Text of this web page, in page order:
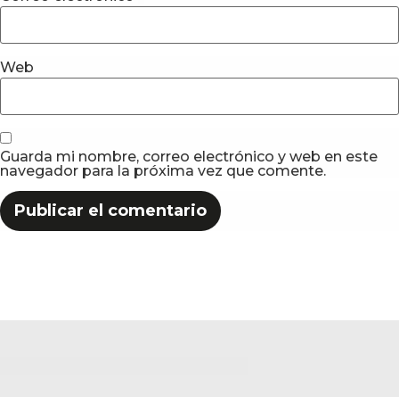
Web
Guarda mi nombre, correo electrónico y web en este
navegador para la próxima vez que comente.